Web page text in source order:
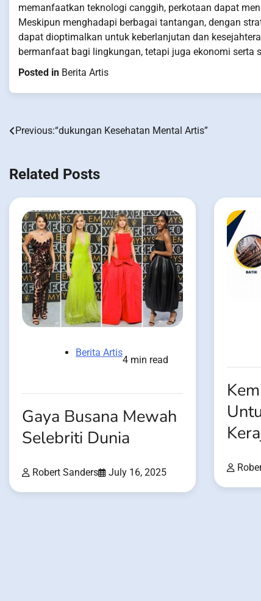
memanfaatkan teknologi canggih, perkotaan dapat
Meskipun menghadapi berbagai tantangan, dengan
dapat dioptimalkan untuk keberlanjutan dan
bermanfaat bagi lingkungan, tetapi juga ekonomi serta
Posted in Berita Artis
Post
Previous:“dukungan Kesehatan Mental Artis”
Related Posts
Berita Artis
4 min read
Gaya Busana Mewah
Selebriti Dunia
Robert Sanders July 16, 2025